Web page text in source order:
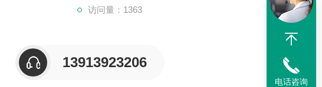
访问量：1363
13913923206
电话咨询